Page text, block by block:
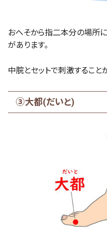
おへそから指二本分の場所
があります。
中脘とセットで刺激すること
③大都(だいと)